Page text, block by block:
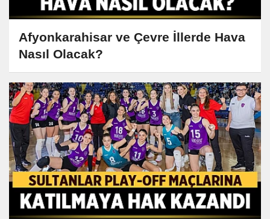
Afyonkarahisar ve Çevre İllerde Hava
Nasıl Olacak?